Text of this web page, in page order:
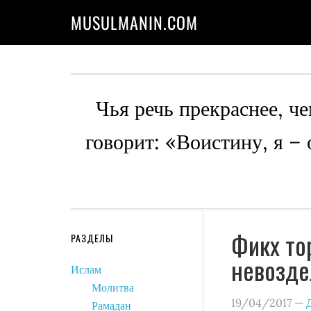
MUSULMANIN.COM
Чья речь прекраснее,
говорит: «Воистину, я –
Фикх
19/04/2017 —
РАЗДЕЛЫ
Ислам
Молитва
Рамадан